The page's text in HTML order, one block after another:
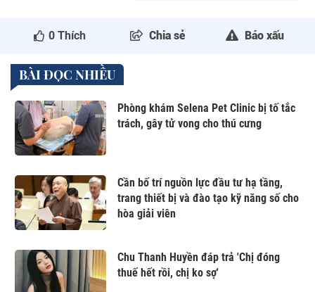
0 Thích Chia sẻ Báo xấu
BÀI ĐỌC NHIỀU
Phòng khám Selena Pet Clinic bị tố tắc
trách, gây tử vong cho thú cưng
Cần bố trí nguồn lực đầu tư hạ tầng,
trang thiết bị và đào tạo kỹ năng số cho
hòa giải viên
Chu Thanh Huyền đáp trả 'Chị đóng
thuế hết rồi, chị ko sợ'